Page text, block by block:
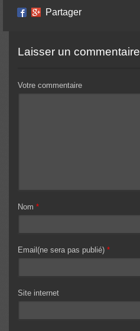
Partager
Laisser un commentaire
Votre commentaire
Nom *
Email(ne sera pas publié) *
Site internet